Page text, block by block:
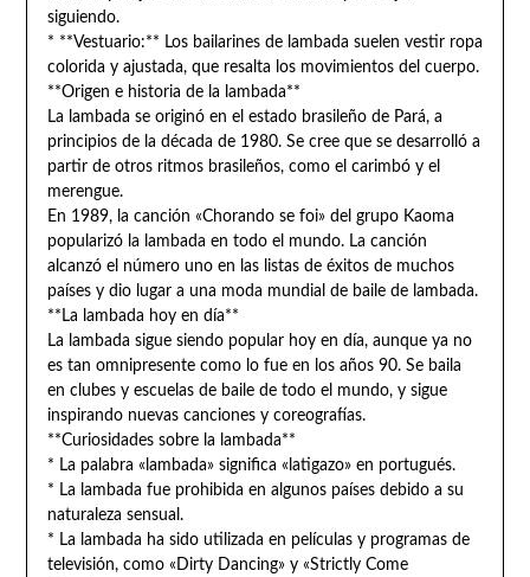
siguiendo.
* **Vestuario:** Los bailarines de lambada suelen vestir ropa
colorida y ajustada, que resalta los movimientos del cuerpo.
**Origen e historia de la lambada**
La lambada se originó en el estado brasileño de Pará, a
principios de la década de 1980. Se cree que se desarrolló a
partir de otros ritmos brasileños, como el carimbó y el
merengue.
En 1989, la canción «Chorando se foi» del grupo Kaoma
popularizó la lambada en todo el mundo. La canción
alcanzó el número uno en las listas de éxitos de muchos
países y dio lugar a una moda mundial de baile de lambada.
**La lambada hoy en día**
La lambada sigue siendo popular hoy en día, aunque ya no
es tan omnipresente como lo fue en los años 90. Se baila
en clubes y escuelas de baile de todo el mundo, y sigue
inspirando nuevas canciones y coreografías.
**Curiosidades sobre la lambada**
* La palabra «lambada» significa «latigazo» en portugués.
* La lambada fue prohibida en algunos países debido a su
naturaleza sensual.
* La lambada ha sido utilizada en películas y programas de
televisión, como «Dirty Dancing» y «Strictly Come